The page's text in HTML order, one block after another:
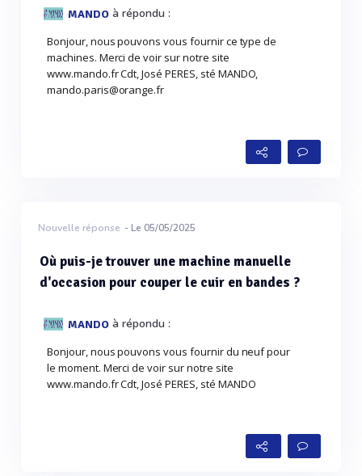
MANDO à répondu :
Bonjour, nous pouvons vous fournir ce type de
machines. Merci de voir sur notre site
www.mando.fr Cdt, José PERES, sté MANDO,
mando.paris@orange.fr
Nouvelle réponse - Le 05/05/2025
Où puis-je trouver une machine manuelle
d'occasion pour couper le cuir en bandes ?
MANDO à répondu :
Bonjour, nous pouvons vous fournir du neuf pour
le moment. Merci de voir sur notre site
www.mando.fr Cdt, José PERES, sté MANDO